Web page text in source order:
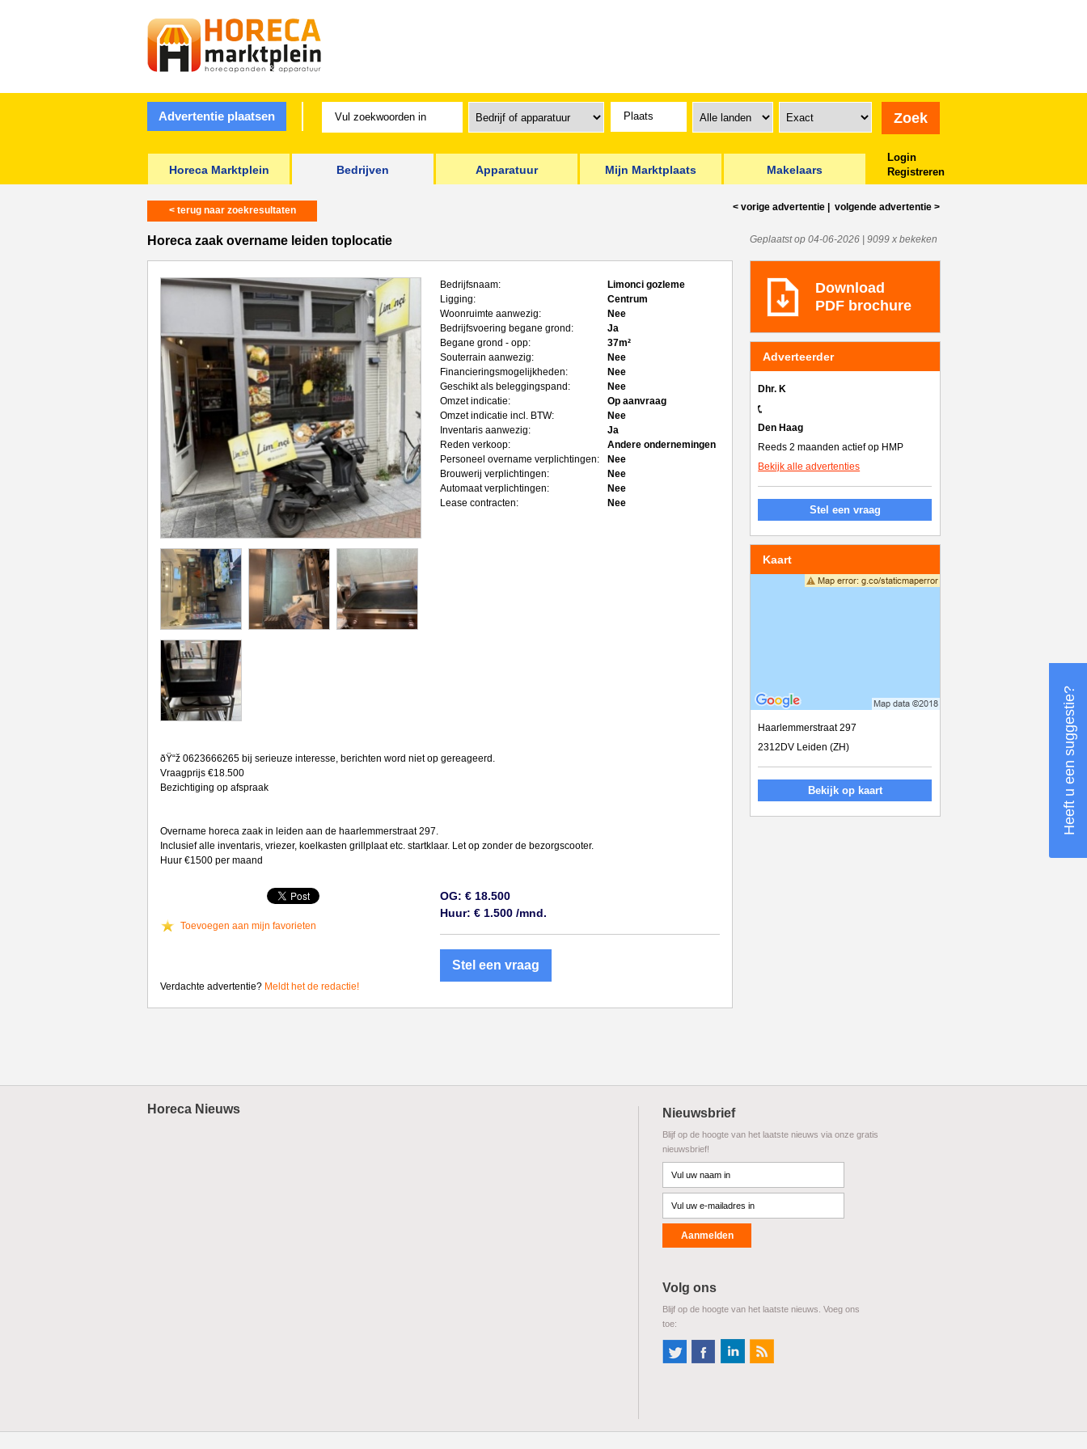
Advertentie plaatsen
Horeca Marktplein Bedrijven Apparatuur Mijn Marktplaats Makelaars
Login
Registreren
< terug naar zoekresultaten < vorige advertentie volgende advertentie >
Horeca zaak overname leiden toplocatie
Bedrijfsnaam:
Limonci gozleme
Ligging:
Centrum
Woonruimte aanwezig:
Nee
Bedrijfsvoering begane grond:
Ja
Begane grond - opp:
37m²
Souterrain aanwezig:
Nee
Financieringsmogelijkheden:
Nee
Geschikt als beleggingspand:
Nee
Omzet indicatie:
Op aanvraag
Omzet indicatie incl. BTW:
Nee
Inventaris aanwezig:
Ja
Reden verkoop:
Andere ondernemingen
Personeel overname verplichtingen:
Nee
Brouwerij verplichtingen:
Nee
Automaat verplichtingen:
Nee
Lease contracten:
Nee
ðŸ“ž 0623666265 bij serieuze interesse, berichten word niet op gereageerd.
Vraagprijs €18.500
Bezichtiging op afspraak
Overname horeca zaak in leiden aan de haarlemmerstraat 297.
Inclusief alle inventaris, vriezer, koelkasten grillplaat etc. startklaar. Let op zonder de bezorgscooter.
Huur €1500 per maand
Toevoegen aan mijn favorieten
OG: € 18.500
Huur: € 1.500 /mnd.
Stel een vraag
Verdachte advertentie? Meldt het de redactie!
Geplaatst op 04-06-2026 | 9099 x bekeken
Download
PDF brochure
Adverteerder
Dhr. K
Den Haag
Reeds 2 maanden actief op HMP
Bekijk alle advertenties
Stel een vraag
Kaart
Haarlemmerstraat 297
2312DV Leiden (ZH)
Bekijk op kaart
Horeca Nieuws Nieuwsbrief
Blijf op de hoogte van het laatste nieuws via onze gratis
nieuwsbrief!
Volg ons
Blijf op de hoogte van het laatste nieuws. Voeg ons
toe:
Heeft u een suggestie?